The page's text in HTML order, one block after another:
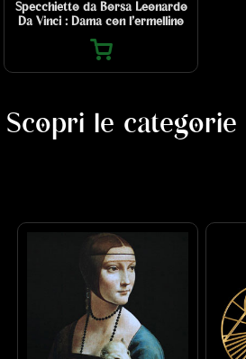
Specchietto da Borsa Leonardo
Da Vinci : Dama con l’ermellino
Scopri le